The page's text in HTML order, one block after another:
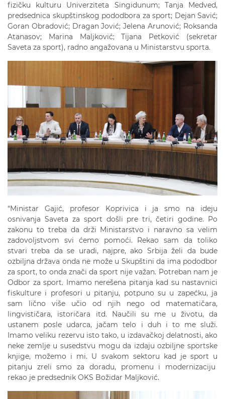
fizičku kulturu Univerziteta Singidunum; Tanja Medved,
predsednica skupštinskog pododbora za sport; Dejan Savić;
Goran Obradović; Dragan Jović; Jelena Arunović; Roksanda
Atanasov; Marina Maljković; Tijana Petković (sekretar
Saveta za sport), radno angažovana u Ministarstvu sporta.
“Ministar Gajić, profesor Koprivica i ja smo na ideju
osnivanja Saveta za sport došli pre tri, četiri godine. Po
zakonu to treba da drži Ministarstvo i naravno sa velim
zadovoljstvom svi ćemo pomoći. Rekao sam da toliko
stvari treba da se uradi, najpre, ako Srbija želi da bude
ozbiljna država onda ne može u Skupštini da ima pododbor
za sport, to onda znači da sport nije važan. Potreban nam je
Odbor za sport. Imamo nerešena pitanja kad su nastavnici
fiskulture i profesori u pitanju, potpuno su u zapećku, ja
sam lično više učio od njih nego od matematičara,
lingvističara, istoričara itd. Naučili su me u životu, da
ustanem posle udarca, jačam telo i duh i to me služi.
Imamo veliku rezervu isto tako, u izdavačkoj delatnosti, ako
neke zemlje u susedstvu mogu da izdaju ozbiljne sportske
knjige, možemo i mi. U svakom sektoru kad je sport u
pitanju zreli smo za doradu, promenu i modernizaciju
rekao je predsednik OKS Božidar Maljković.